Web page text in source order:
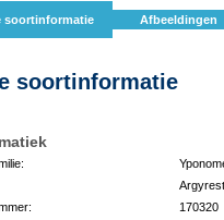
soortinformatie Afbeeldingen
soortinformatie
170320